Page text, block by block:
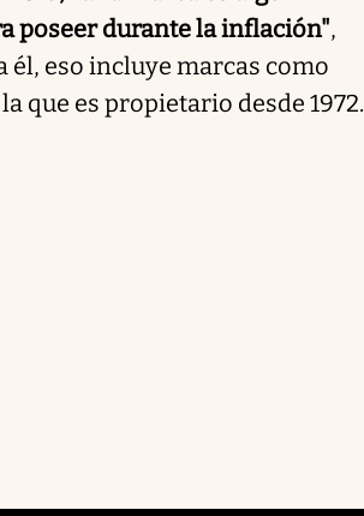
poseer durante la inflación",
él, eso incluye marcas como
que es propietario desde 1972.